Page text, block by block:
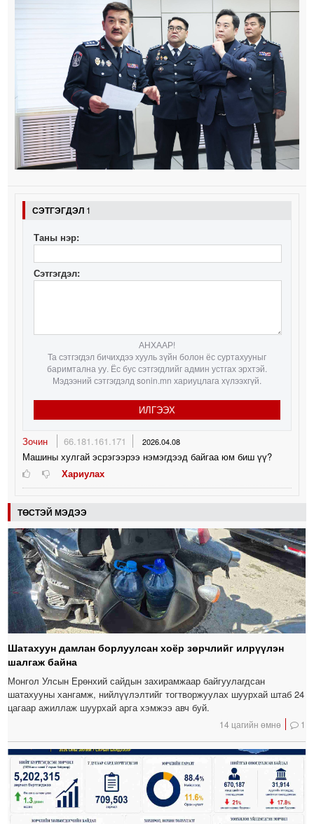
СЭТГЭГДЭЛ 1
Таны нэр:
Сэтгэгдэл:
АНХААР!
Та сэтгэгдэл бичихдээ хууль зүйн болон ёс суртахууныг
баримтална уу. Ёс бус сэтгэгдлийг админ устгах эрхтэй.
Мэдээний сэтгэгдэлд sonin.mn хариуцлага хүлээхгүй.
ИЛГЭЭХ
Зочин 66.181.161.171 2026.04.08
Машины хулгай эсрэгээрээ нэмэгдээд байгаа юм биш үү?
Хариулах
ТӨСТЭЙ МЭДЭЭ
Шатахуун дамлан борлуулсан хоёр зөрчлийг илрүүлэн
шалгаж байна
Монгол Улсын Ерөнхий сайдын захирамжаар байгуулагдсан
шатахууны хангамж, нийлүүлэлтийг тогтворжуулах шуурхай штаб 24
цагаар ажиллаж шуурхай арга хэмжээ авч буй.
14 цагийн өмнө 1